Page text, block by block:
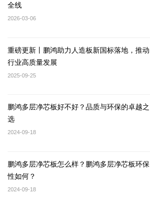
全线
2026-03-06
重磅更新丨鹏鸿助力人造板新国标落地，推动
行业高质量发展
2025-09-25
鹏鸿多层净芯板好不好？品质与环保的卓越之
选
2024-09-18
鹏鸿多层净芯板怎么样？鹏鸿多层净芯板环保
性如何？
2024-09-18